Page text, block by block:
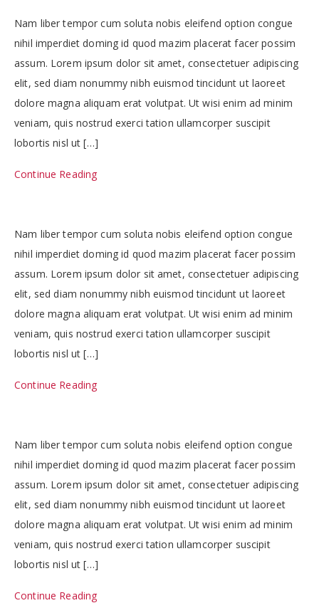
Nam liber tempor cum soluta nobis eleifend option congue
nihil imperdiet doming id quod mazim placerat facer possim
assum. Lorem ipsum dolor sit amet, consectetuer adipiscing
elit, sed diam nonummy nibh euismod tincidunt ut laoreet
dolore magna aliquam erat volutpat. Ut wisi enim ad minim
veniam, quis nostrud exerci tation ullamcorper suscipit
lobortis nisl ut […]
Continue Reading
Nam liber tempor cum soluta nobis eleifend option congue
nihil imperdiet doming id quod mazim placerat facer possim
assum. Lorem ipsum dolor sit amet, consectetuer adipiscing
elit, sed diam nonummy nibh euismod tincidunt ut laoreet
dolore magna aliquam erat volutpat. Ut wisi enim ad minim
veniam, quis nostrud exerci tation ullamcorper suscipit
lobortis nisl ut […]
Continue Reading
Nam liber tempor cum soluta nobis eleifend option congue
nihil imperdiet doming id quod mazim placerat facer possim
assum. Lorem ipsum dolor sit amet, consectetuer adipiscing
elit, sed diam nonummy nibh euismod tincidunt ut laoreet
dolore magna aliquam erat volutpat. Ut wisi enim ad minim
veniam, quis nostrud exerci tation ullamcorper suscipit
lobortis nisl ut […]
Continue Reading